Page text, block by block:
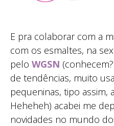
E pra colaborar com a
com os esmaltes, na
pelo WGSN
de tendências, muito
pequeninas, tipo assim,
Heheheh) acabei me
novidades no mundo